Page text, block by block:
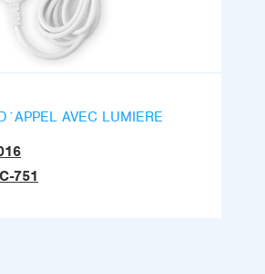
AVEC LUMIERE
751